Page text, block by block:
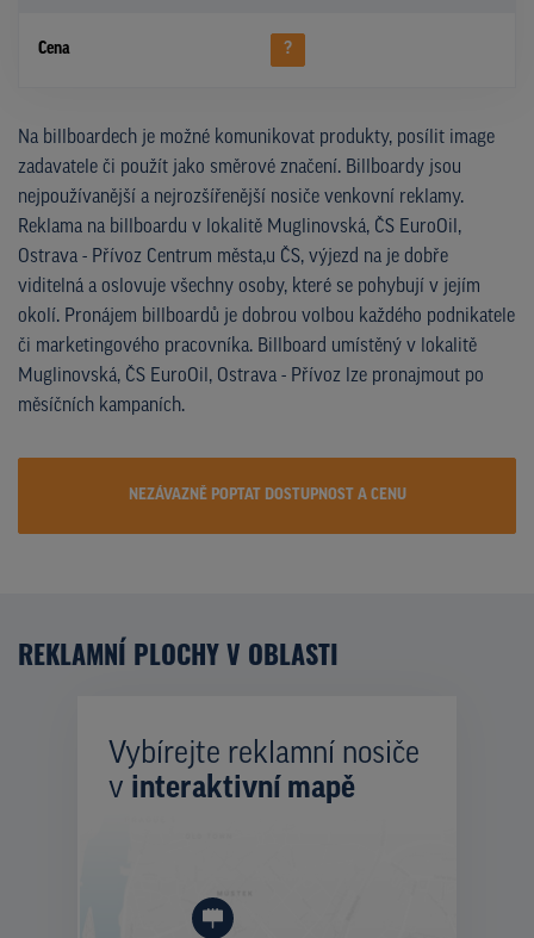
Cena ?
Na billboardech je možné komunikovat produkty, posílit image
zadavatele či použít jako směrové značení. Billboardy jsou
nejpoužívanější a nejrozšířenější nosiče venkovní reklamy.
Reklama na billboardu v lokalitě Muglinovská, ČS EuroOil,
Ostrava - Přívoz Centrum města,u ČS, výjezd na je dobře
viditelná a oslovuje všechny osoby, které se pohybují v jejím
okolí. Pronájem billboardů je dobrou volbou každého podnikatele
či marketingového pracovníka. Billboard umístěný v lokalitě
Muglinovská, ČS EuroOil, Ostrava - Přívoz lze pronajmout po
měsíčních kampaních.
NEZÁVAZNĚ POPTAT DOSTUPNOST A CENU
REKLAMNÍ PLOCHY V OBLASTI
Vybírejte reklamní nosiče
v interaktivní mapě